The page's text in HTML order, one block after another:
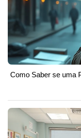
Como Saber se uma